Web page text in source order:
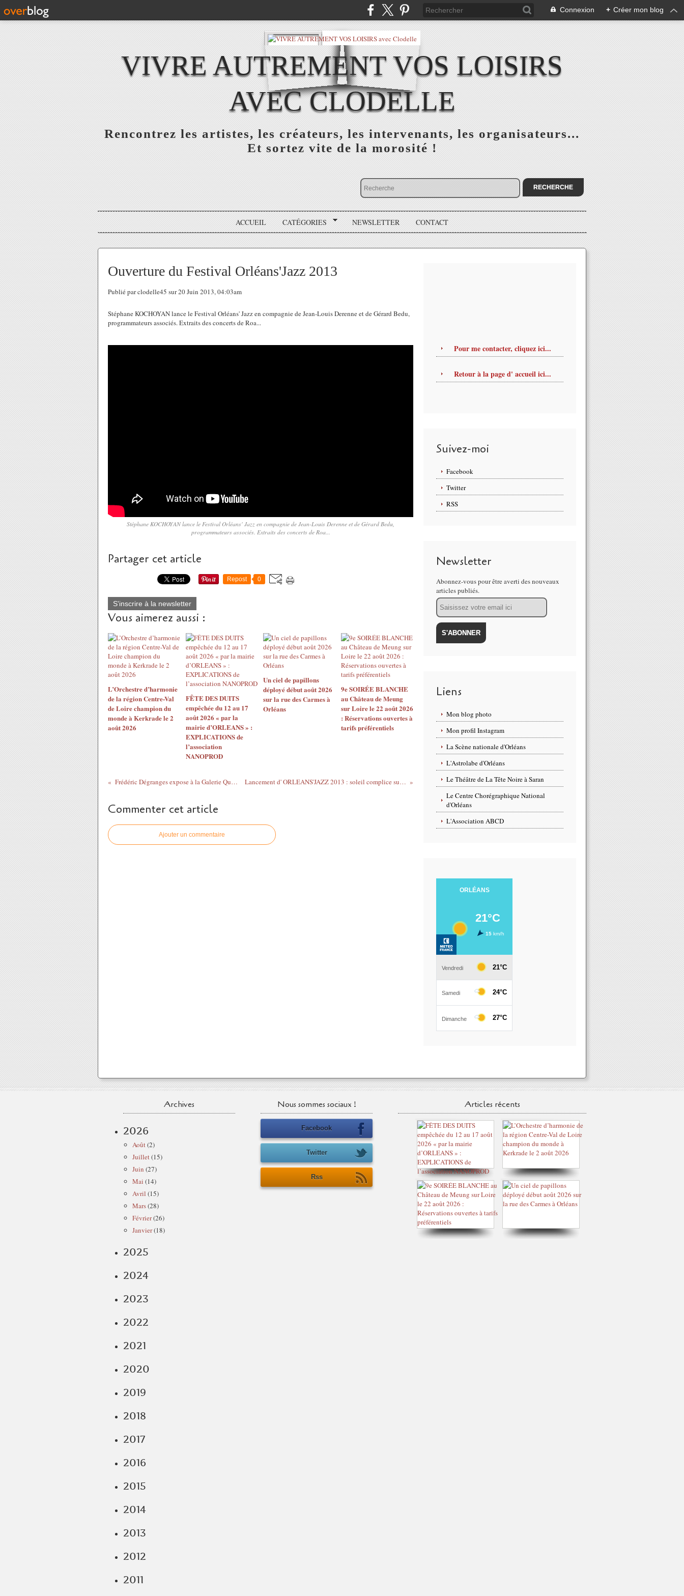
Connexion + Créer mon blog
VIVRE AUTREMENT VOS LOISIRS
AVEC CLODELLE
Rencontrez les artistes, les créateurs, les intervenants, les organisateurs...
Et sortez vite de la morosité !
ACCUEIL CATÉGORIES NEWSLETTER CONTACT
Ouverture du Festival Orléans'Jazz 2013
Publié par clodelle45 sur 20 Juin 2013, 04:03am
Stéphane KOCHOYAN lance le Festival Orléans' Jazz en compagnie de Jean-Louis Derenne et de Gérard Bedu,
programmateurs associés. Extraits des concerts de Roa...
Stéphane KOCHOYAN lance le Festival Orléans' Jazz en compagnie de Jean-Louis Derenne et de Gérard Bedu,
programmateurs associés. Extraits des concerts de Roa...
Partager cet article
Repost 0
S'inscrire à la newsletter
Vous aimerez aussi :
L’Orchestre d’harmonie
de la région Centre-Val
de Loire champion du
monde à Kerkrade le 2
août 2026
FÊTE DES DUITS
empêchée du 12 au 17
août 2026 « par la
mairie d’ORLEANS » :
EXPLICATIONS de
l’association
NANOPROD
Un ciel de papillons
déployé début août 2026
sur la rue des Carmes à
Orléans
9e SOIRÉE BLANCHE
au Château de Meung
sur Loire le 22 août 2026
: Réservations ouvertes à
tarifs préférentiels
Frédéric Dégranges expose à la Galerie Quai 56 d'Orléans du 5 au 14 juillet 2013 Lancement d' ORLEANS'JAZZ 2013 : soleil complice sur la place de Loire et au jardin de l' Hôtel Groslot
Commenter cet article
Ajouter un commentaire
Pour me contacter, cliquez ici...
Retour à la page d' accueil ici...
Suivez-moi
Facebook
Twitter
RSS
Newsletter
Abonnez-vous pour être averti des nouveaux
articles publiés.
Email
Liens
Mon blog photo
Mon profil Instagram
La Scène nationale d'Orléans
L'Astrolabe d'Orléans
Le Théâtre de La Tête Noire à Saran
Le Centre Chorégraphique National
d'Orléans
L'Association ABCD
Archives
2026
Août(2)
Juillet(15)
Juin (27)
Mai (14)
Avril (15)
Mars(28)
Février(26)
Janvier(18)
2025
2024
2023
2022
2021
2020
2019
2018
2017
2016
2015
2014
2013
2012
2011
Nous sommes sociaux !
Facebook
Twitter
Rss
Articles récents